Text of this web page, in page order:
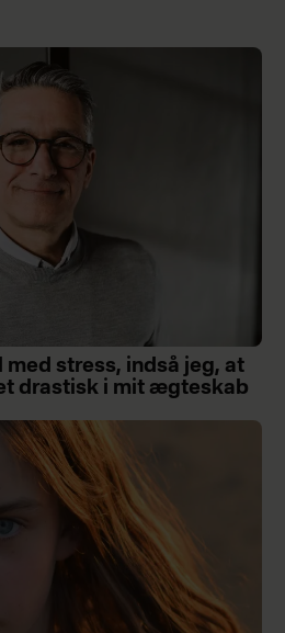
med stress, indså jeg, at
drastisk i mit ægteskab